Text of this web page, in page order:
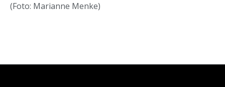
(Foto: Marianne Menke)